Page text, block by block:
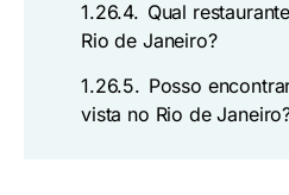
1.26.4. Qual
Rio de Janeiro?
1.26.5. Posso
vista no Rio de